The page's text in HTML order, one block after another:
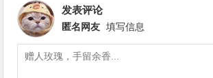
发表评论
匿名网友 填写信息